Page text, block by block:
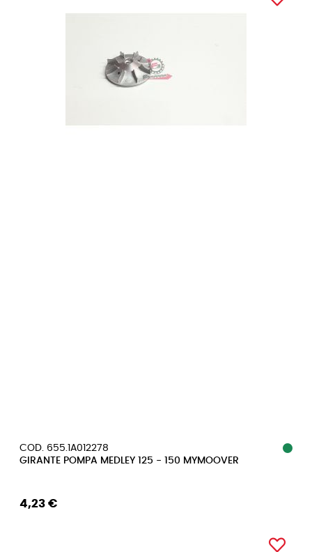
COD. 655.1A012278
GIRANTE POMPA MEDLEY 125 - 150 MYMOOVER
4,23 €